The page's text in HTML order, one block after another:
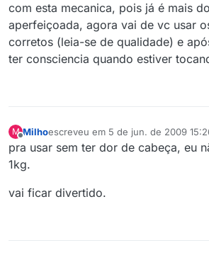
com esta mecanica, pois já é mais
aperfeiçoada, agora vai de vc usar
corretos (leia-se de qualidade) e
ter consciencia quando estiver
M Milhoescreveu em 5 de jun. de 2009
última edição por
pra usar sem ter dor de cabeça, eu
1kg.
vai ficar divertido.